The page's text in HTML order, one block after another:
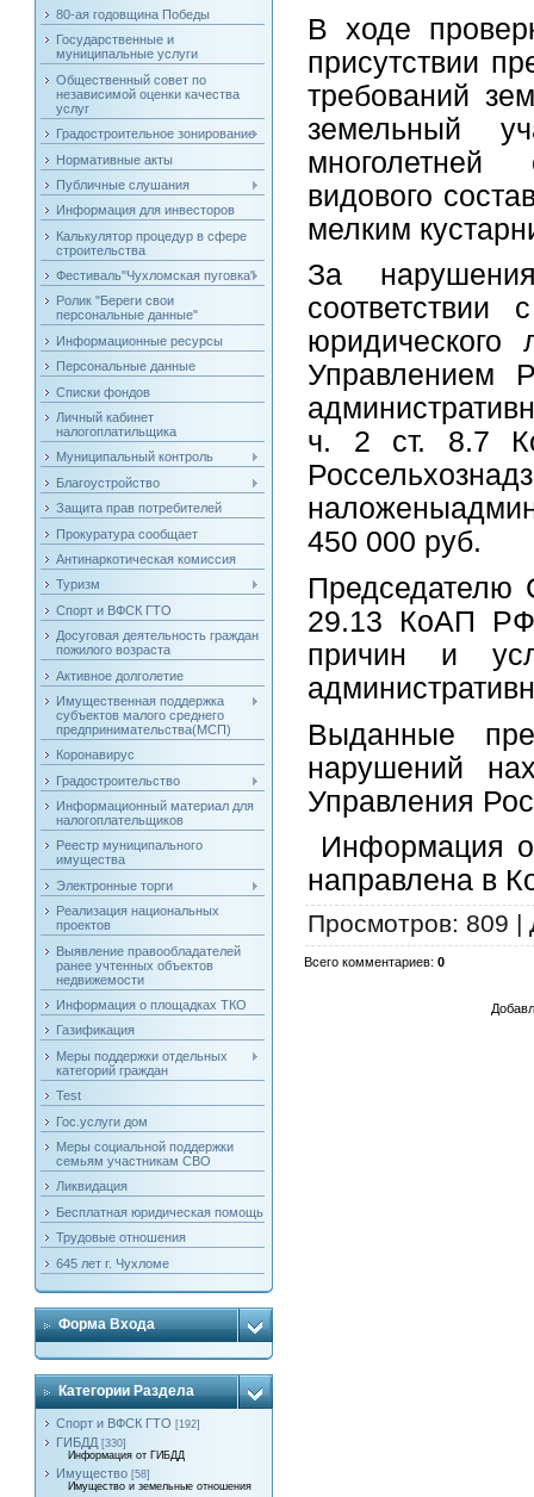
80-ая годовщина Победы
Государственные и
муниципальные услуги
Общественный совет по
независимой оценки качества
услуг
Градостроительное зонирование
Нормативные акты
Публичные слушания
Информация для инвесторов
Калькулятор процедур в сфере
строительства
Фестиваль"Чухломская пуговка"
Ролик "Береги свои
персональные данные"
Информационные ресурсы
Персональные данные
Списки фондов
Личный кабинет
налогоплатильщика
Муниципальный контроль
Благоустройство
Защита прав потребителей
Прокуратура сообщает
Антинаркотическая комиссия
Туризм
Спорт и ВФСК ГТО
Досуговая деятельность граждан
пожилого возраста
Активное долголетие
Имущественная поддержка
субъектов малого среднего
предпринимательства(МСП)
Коронавирус
Градостроительство
Информационный материал для
налогоплательщиков
Реестр муниципального
имущества
Электронные торги
Реализация национальных
проектов
Выявление правообладателей
ранее учтенных объектов
недвижемости
Информация о площадках ТКО
Газификация
Меры поддержки отдельных
категорий граждан
Test
Гос.услуги дом
Меры социальной поддержки
семьям участникам СВО
Ликвидация
Бесплатная юридическая помощь
Трудовые отношения
645 лет г. Чухломе
Форма Входа
Категории Раздела
Спорт и ВФСК ГТО [192]
ГИБДД [330]
Информация от ГИБДД
Имущество [58]
Имущество и земельные отношения
В ходе
присутствии
требований
земельный
многолетней
видового
мелким
За
юридического
Управлением
ч. 2 ст. 8.7
450 000 руб.
Председателю
29.13 КоАП РФ
причин и
Выданные
нарушений
Управления
Информация о
направлена в
Просмотров: 809 |
Всего комментариев:0